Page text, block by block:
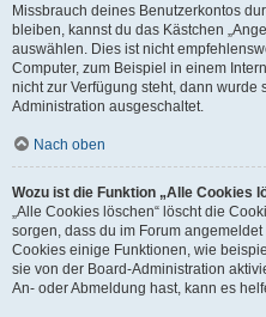
Missbrauch deines Benutzerkontos
bleiben, kannst du das Kästchen
auswählen. Dies ist nicht
Computer, zum Beispiel in einem
nicht zur Verfügung steht, dann wurde
Administration ausgeschaltet.
Nach oben
Wozu ist die Funktion „Alle Cookies
„Alle Cookies löschen“ löscht die
sorgen, dass du im Forum
Cookies einige Funktionen, wie
sie von der Board-Administration
An- oder Abmeldung hast, kann es